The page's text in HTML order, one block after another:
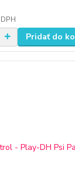
Pridať do